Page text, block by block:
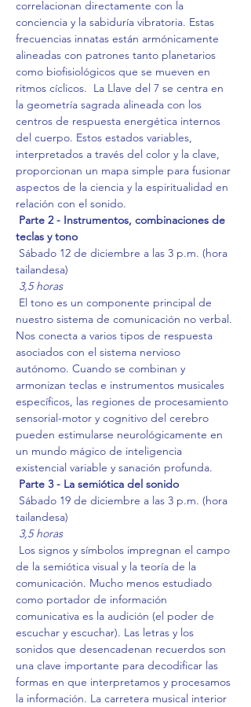
correlacionan directamente con la
conciencia y la sabiduría vibratoria. Estas
frecuencias innatas están armónicamente
alineadas con patrones tanto planetarios
como biofisiológicos que se mueven en
ritmos cíclicos.  La Llave del 7 se centra en
la geometría sagrada alineada con los
centros de respuesta energética internos
del cuerpo. Estos estados variables,
interpretados a través del color y la clave,
proporcionan un mapa simple para fusionar
aspectos de la ciencia y la espiritualidad en
relación con el sonido.
Parte 2 - Instrumentos, combinaciones de
teclas y tono
tailandesa)
3,5 horas
nuestro sistema de comunicación no verbal.
Nos conecta a varios tipos de respuesta
asociados con el sistema nervioso
autónomo. Cuando se combinan y
armonizan teclas e instrumentos musicales
específicos, las regiones de procesamiento
sensorial-motor y cognitivo del cerebro
pueden estimularse neurológicamente en
un mundo mágico de inteligencia
existencial variable y sanación profunda.
Parte 3 - La semiótica del sonido
tailandesa)
3,5 horas
de la semiótica visual y la teoría de la
comunicación. Mucho menos estudiado
como portador de información
comunicativa es la audición (el poder de
escuchar y escuchar). Las letras y los
sonidos que desencadenan recuerdos son
una clave importante para decodificar las
formas en que interpretamos y procesamos
la información. La carretera musical interior